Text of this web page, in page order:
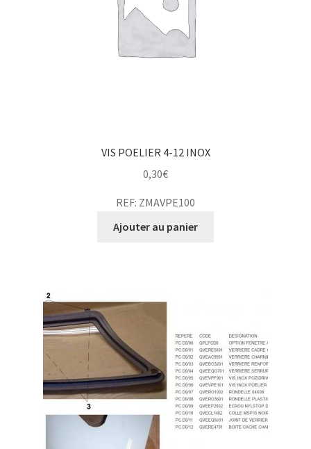
VIS POELIER 4-12 INOX
0,30€
REF: ZMAVPE100
Ajouter au panier